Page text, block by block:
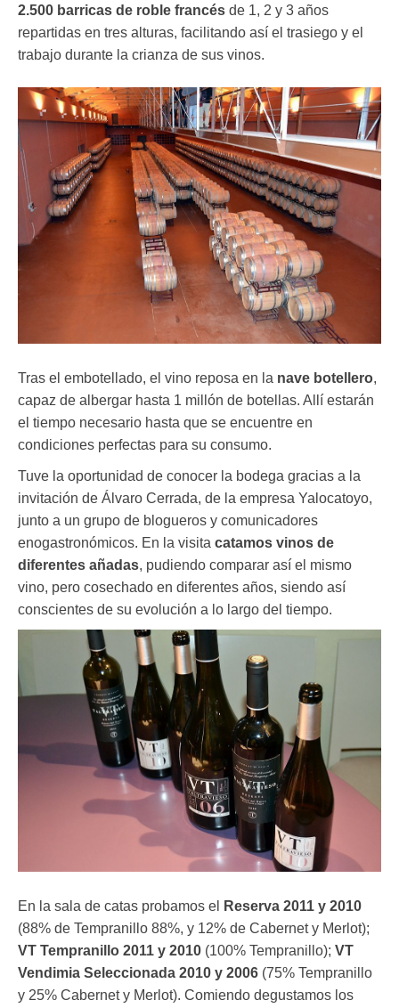
2.500 barricas de roble francés de 1, 2 y 3 años
repartidas en tres alturas, facilitando así el trasiego y el
trabajo durante la crianza de sus vinos.
Tras el embotellado, el vino reposa en la nave botellero,
capaz de albergar hasta 1 millón de botellas. Allí estarán
el tiempo necesario hasta que se encuentre en
condiciones perfectas para su consumo.
Tuve la oportunidad de conocer la bodega gracias a la
invitación de Álvaro Cerrada, de la empresa Yalocatoyo,
junto a un grupo de blogueros y comunicadores
enogastronómicos. En la visita catamos vinos de
diferentes añadas, pudiendo comparar así el mismo
vino, pero cosechado en diferentes años, siendo así
conscientes de su evolución a lo largo del tiempo.
En la sala de catas probamos el
Reserva 2011 y 2010
(88% de Tempranillo 88%, y 12% de Cabernet y Merlot);
VT Tempranillo 2011 y 2010 (100% Tempranillo); VT
Vendimia Seleccionada 2010 y 2006 (75% Tempranillo
y 25% Cabernet y Merlot). Comiendo degustamos los